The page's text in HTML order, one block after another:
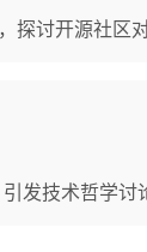
讨开源社区
发技术哲学讨